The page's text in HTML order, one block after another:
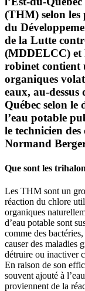
(THM) selon les
du
de la Lutte
(MDDELCC) et
robinet contient
organiques
eaux, au-
Québec selon
l’eau potable
le technicien
Normand
Que sont les
Les THM sont un
réaction du chlore
organiques
d’eau potable sont
comme des
causer des maladies
détruire ou inactiver
En raison de son
souvent ajouté à
proviennent de la